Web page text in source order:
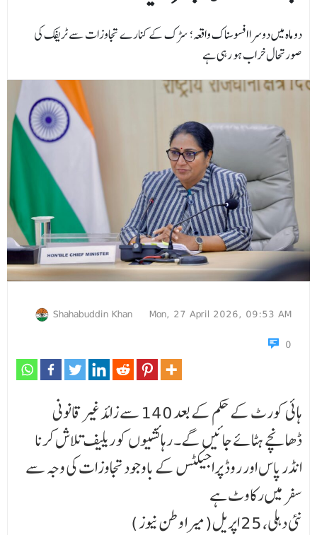
دو ماہ میں دوسرا افسوسناک واقعہ؛ سڑک کے کنارے تجاوزات سے ٹریفک کی
صورتحال خراب ہو رہی ہے
Shahabuddin Khan
Mon, 27 April 2026, 09:53 AM
0
ہائی کورٹ کے حکم کے بعد 140 سے زائد غیر قانونی
ڈھانچے ہٹائے جائیں گے۔ رہائشیوں کو ریلیف تلاش کرنا
انڈر پاس اور روڈ پراجیکٹس کے باوجود تجاوزات کی وجہ سے
سفر میں رکاوٹ ہے
نئی دہلی، 25 اپریل(میرا وطن نیوز )